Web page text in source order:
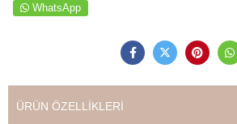
WhatsApp
ÜRÜN ÖZELLIKLERI